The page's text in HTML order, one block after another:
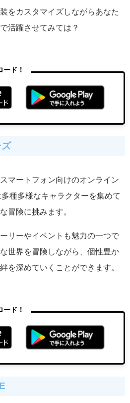
をカスタマイズしながらあなた
活躍させてみては？
ード！
ズ
マートフォン向けのオンライン
種多様なキャラクターを集めて
冒険に挑みます。
リーやイベントも魅力の一つで
世界を冒険しながら、個性豊か
を深めていくことができます。
ード！